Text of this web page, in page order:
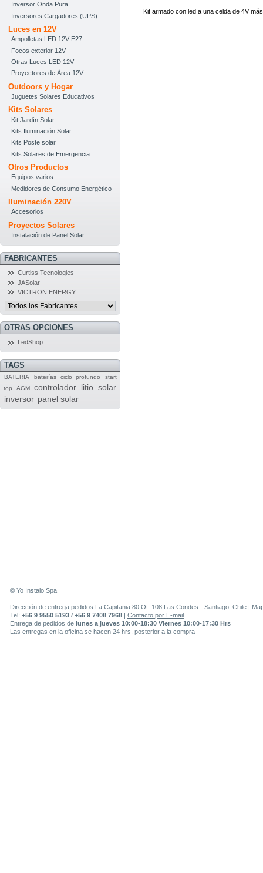
Inversor Onda Pura
Inversores Cargadores (UPS)
Luces en 12V
Ampolletas LED 12V E27
Focos exterior 12V
Otras Luces LED 12V
Proyectores de Área 12V
Outdoors y Hogar
Juguetes Solares Educativos
Kits Solares
Kit Jardín Solar
Kits Iluminación Solar
Kits Poste solar
Kits Solares de Emergencia
Otros Productos
Equipos varios
Medidores de Consumo Energético
Iluminación 220V
Accesorios
Proyectos Solares
Instalación de Panel Solar
FABRICANTES
Curtiss Tecnologies
JASolar
VICTRON ENERGY
OTRAS OPCIONES
LedShop
TAGS
BATERIA baterías ciclo profundo
start
top
AGM controlador litio solar
inversor panel solar
Kit armado con led a una celda de 4V
© Yo Instalo Spa
Dirección de entrega pedidos La Capitania 80 Of. 108 Las Condes - Santiago. Chile |
Tel: +56 9 9550 5193 / +56 9 7408 7968 | Contacto por E-mail
Entrega de pedidos de lunes a jueves 10:00-18:30 Viernes 10:00-17:30 Hrs
Las entregas en la oficina se hacen 24 hrs. posterior a la compra